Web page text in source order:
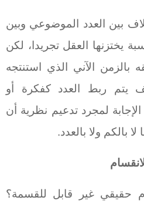
بين العدد الموضوعي وبين
يختزنها العقل تجريدا، لكن
بالزمن الآني الذي استنتجه
يتم ربط العدد كفكرة أو
الإجابة لمجرد تدعيم نظرية أن
بالكم ولا بالعدد.
حقيقي غير قابل للقسمة؟